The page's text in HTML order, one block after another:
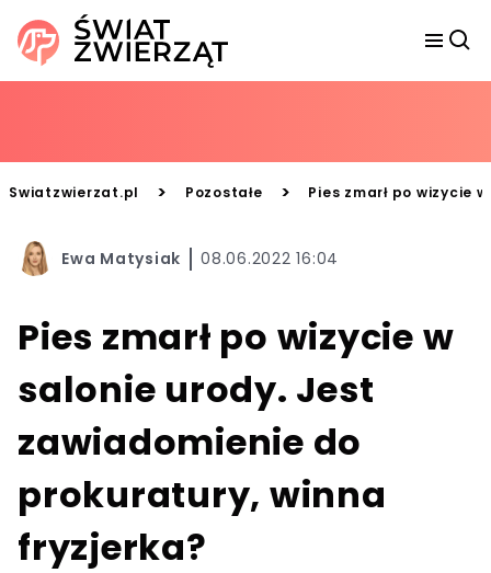
Swiatzwierzat.pl > Pozostałe > Pies zmarł po wizycie
Ewa Matysiak 08.06.2022 16:04
Pies zmarł po wizycie w
salonie urody. Jest
zawiadomienie do
prokuratury, winna
fryzjerka?